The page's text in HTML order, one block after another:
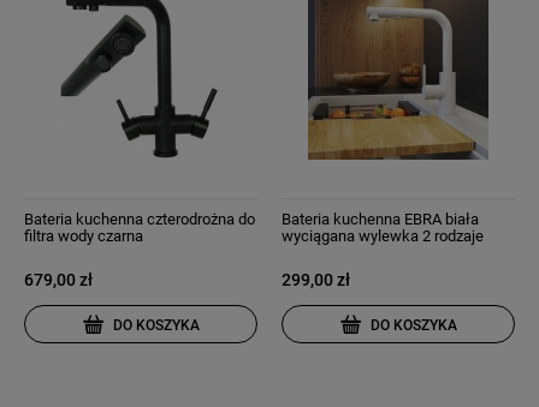
Bateria kuchenna czterodrożna do
filtra wody czarna
679,00 zł
DO KOSZYKA
Bateria kuchenna EBRA biała
wyciągana wylewka 2 rodzaje
299,00 zł
DO KOSZYKA